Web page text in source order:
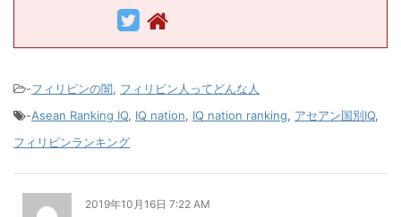
-フィリピンの闇, フィリピン人ってどんな人
-Asean Ranking IQ, IQ nation, IQ nation ranking, アセアン国別IQ,
フィリピンランキング
2019年10月16日 7:22 AM